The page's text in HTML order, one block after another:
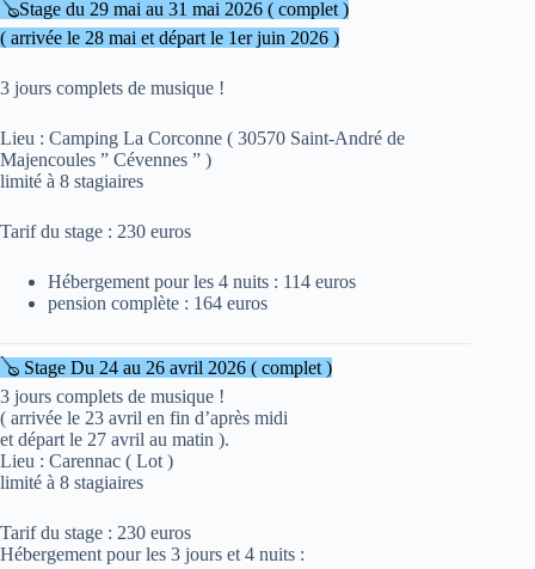
🪕Stage du 29 mai au 31 mai 2026 ( complet )
( arrivée le 28 mai et départ le 1er juin 2026 )
3 jours complets de musique !
Lieu : Camping La Corconne ( 30570 Saint-André de
Majencoules ” Cévennes ” )
limité à 8 stagiaires
Tarif du stage : 230 euros
Hébergement pour les 4 nuits : 114 euros
pension complète : 164 euros
🪕 Stage Du 24 au 26 avril 2026 ( complet )
3 jours complets de musique !
( arrivée le 23 avril en fin d’après midi
et départ le 27 avril au matin ).
Lieu : Carennac ( Lot )
limité à 8 stagiaires
Tarif du stage : 230 euros
Hébergement pour les 3 jours et 4 nuits :